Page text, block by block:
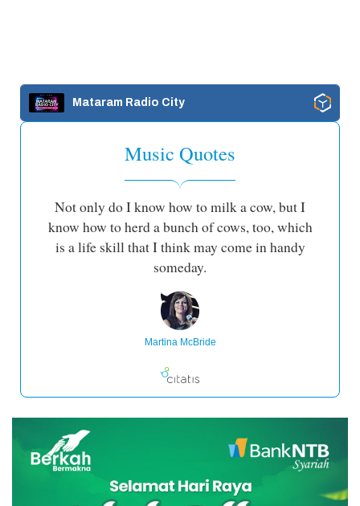
Mataram Radio City
Music Quotes
Not only do I know how to milk a cow, but I
know how to herd a bunch of cows, too, which
is a life skill that I think may come in handy
someday.
Martina McBride